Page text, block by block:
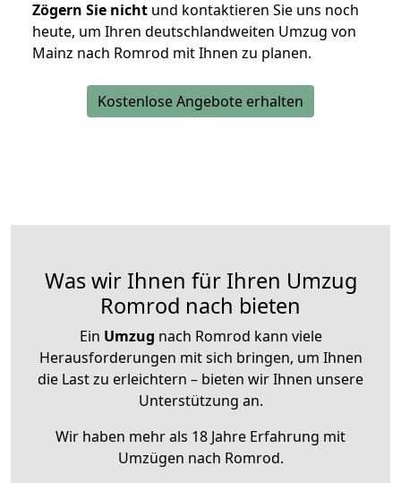
Zögern Sie nicht und kontaktieren Sie uns noch
heute, um Ihren deutschlandweiten Umzug von
Mainz nach Romrod mit Ihnen zu planen.
Kostenlose Angebote erhalten
Was wir Ihnen für Ihren Umzug
Romrod nach bieten
Ein Umzug nach Romrod kann viele
Herausforderungen mit sich bringen, um Ihnen
die Last zu erleichtern – bieten wir Ihnen unsere
Unterstützung an.
Wir haben mehr als 18 Jahre Erfahrung mit
Umzügen nach Romrod.